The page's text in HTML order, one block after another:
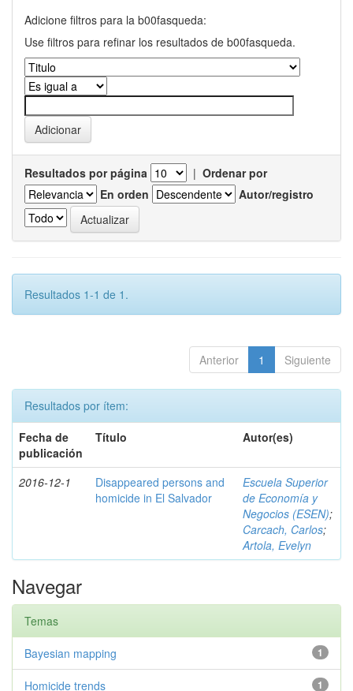
Adicione filtros para la b00fasqueda:
Use filtros para refinar los resultados de b00fasqueda.
Resultados por página | Ordenar por
En orden
Autor/registro
Resultados 1-1 de 1.
Anterior 1 Siguiente
Resultados por ítem:
Fecha de
publicación
Título Autor(es)
2016-12-1
Disappeared persons and
homicide in El Salvador
Escuela Superior
de Economía y
Negocios (ESEN);
Carcach, Carlos;
Artola, Evelyn
Navegar
Temas
1
Bayesian mapping
1
Homicide trends